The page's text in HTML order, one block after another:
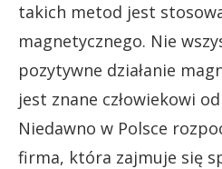
takich metod jest
magnetycznego. Nie
pozytywne działanie
jest znane człowiekowi
Niedawno w Polsce
firma, która zajmuje się